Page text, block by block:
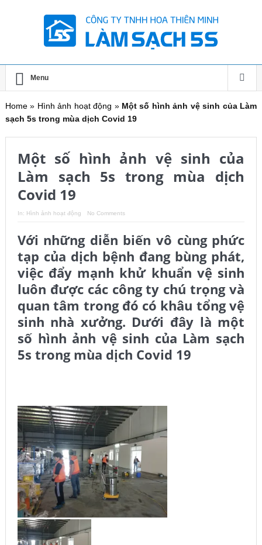
Menu
Home» Hình ảnh hoạt động » Một số hình ảnh vệ sinh của Làm
sạch 5s trong mùa dịch Covid 19
Một số hình ảnh vệ sinh của
Làm sạch 5s trong mùa dịch
Covid 19
In: Hình ảnh hoạt động No Comments
Với những diễn biến vô cùng phức
tạp của dịch bệnh đang bùng phát,
việc đẩy mạnh khử khuẩn vệ sinh
luôn được các công ty chú trọng và
quan tâm trong đó có khâu tổng vệ
sinh nhà xưởng. Dưới đây là một
số hình ảnh vệ sinh của Làm sạch
5s trong mùa dịch Covid 19